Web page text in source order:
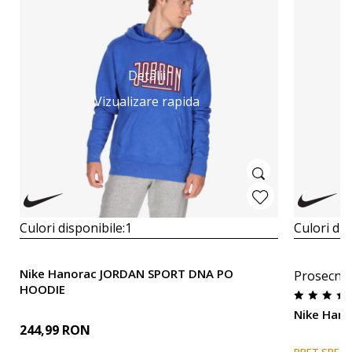
Detalii
Vizualizare rapida
Culori disponibile:1
Nike Hanorac JORDAN SPORT DNA PO
HOODIE
244,99 RON
Culori
Nike